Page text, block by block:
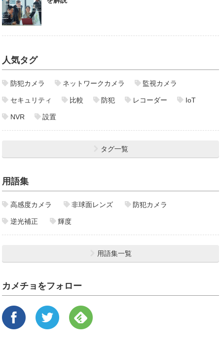
人気タグ
防犯カメラ ネットワークカメラ 監視カメラ
セキュリティ 比較 防犯 レコーダー IoT
NVR 設置
タグ一覧
用語集
高感度カメラ 非球面レンズ 防犯カメラ
逆光補正 輝度
用語集一覧
カメチョをフォロー